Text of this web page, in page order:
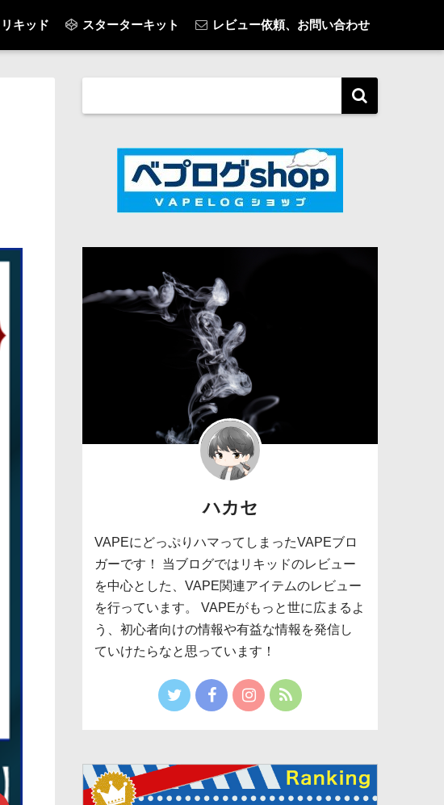
リキッド スターターキット レビュー依頼、お問い合わせ
ハカセ
VAPEにどっぷりハマってしまったVAPEブロ
ガーです！ 当ブログではリキッドのレビュー
を中心とした、VAPE関連アイテムのレビュー
を行っています。 VAPEがもっと世に広まるよ
う、初心者向けの情報や有益な情報を発信し
ていけたらなと思っています！